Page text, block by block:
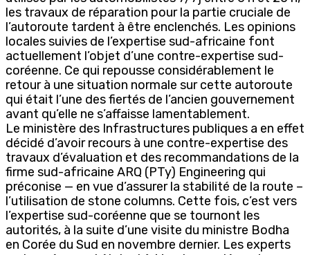
les travaux de réparation pour la partie cruciale de
l’autoroute tardent à être enclenchés. Les opinions
locales suivies de l’expertise sud-africaine font
actuellement l’objet d’une contre-expertise sud-
coréenne. Ce qui repousse considérablement le
retour à une situation normale sur cette autoroute
qui était l’une des fiertés de l’ancien gouvernement
avant qu’elle ne s’affaisse lamentablement.
Le ministère des Infrastructures publiques a en effet
décidé d’avoir recours à une contre-expertise des
travaux d’évaluation et des recommandations de la
firme sud-africaine ARQ (PTy) Engineering qui
préconise — en vue d’assurer la stabilité de la route –
l’utilisation de stone columns. Cette fois, c’est vers
l’expertise sud-coréenne que se tournont les
autorités, à la suite d’une visite du ministre Bodha
en Corée du Sud en novembre dernier. Les experts